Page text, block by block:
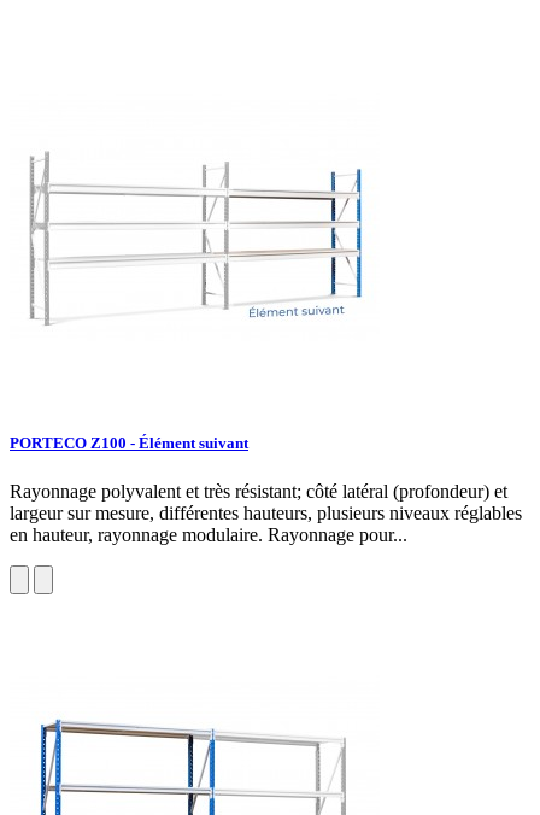
PORTECO Z100 - Élément suivant
Rayonnage polyvalent et très résistant; côté latéral (profondeur) et
largeur sur mesure, différentes hauteurs, plusieurs niveaux réglables
en hauteur, rayonnage modulaire. Rayonnage pour...